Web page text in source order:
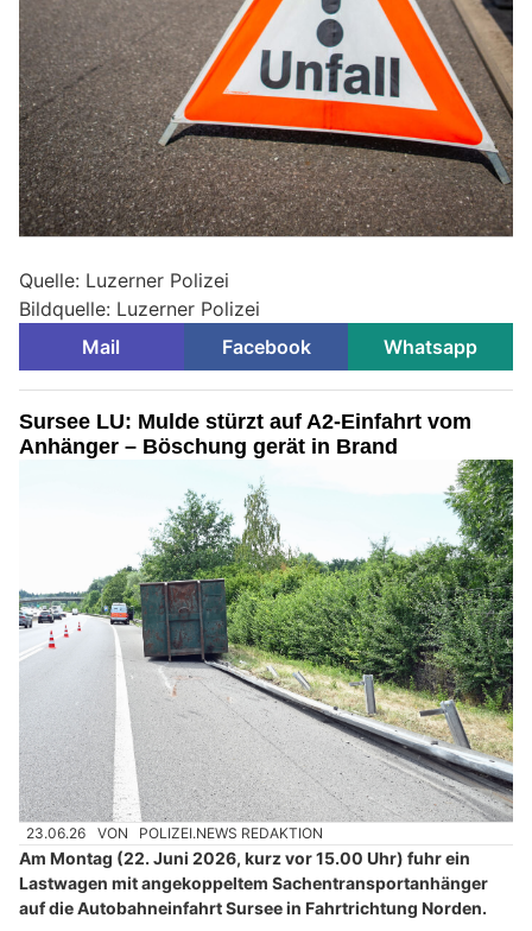
Quelle: Luzerner Polizei
Bildquelle: Luzerner Polizei
Mail
Facebook Whatsapp
Sursee LU: Mulde stürzt auf A2-Einfahrt vom
Anhänger – Böschung gerät in Brand
23.06.26 VON POLIZEI.NEWS REDAKTION
Am Montag (22. Juni 2026, kurz vor 15.00 Uhr) fuhr ein
Lastwagen mit angekoppeltem Sachentransportanhänger
auf die Autobahneinfahrt Sursee in Fahrtrichtung Norden.